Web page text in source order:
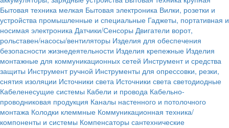
Бытовая техника мелкая Бытовая электроника Вилки, розетки и
устройства промышленные и специальные Гаджеты, портативная и
носимая электроника Датчики/Сенсоры Двигатели ворот,
рольставен/насосы/вентиляторы Изделия для обеспечения
безопасности жизнедеятельности Изделия крепежные Изделия
монтажные для коммуникационных сетей Инструмент и средства
защиты Инструмент ручной Инструменты для опрессовки, резки,
снятия изоляции Источники света Источники света светодиодные
Кабеленесущие системы Кабели и провода Кабельно-
проводниковая продукция Каналы настенного и потолочного
монтажа Колодки клеммные Коммуникационная техника/
компоненты и системы Компенсаторы сантехнические